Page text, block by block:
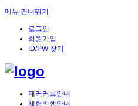
메뉴 건너뛰기
로그인
회원가입
ID/PW 찾기
패러러브안내
체험비행안내